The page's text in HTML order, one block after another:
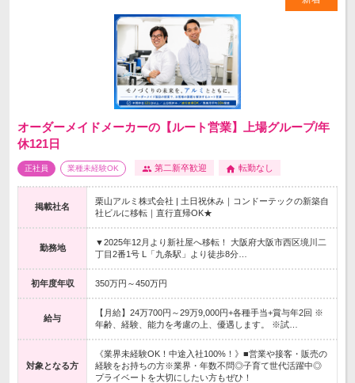
オーダーメイドメーカーの【ルート営業】上場グループ/年
休121日
正社員 業種未経験OK 第二新卒歓迎 転勤なし
掲載社名
栗山アルミ株式会社 | 土日祝休み｜コンドーテックの新築自
社ビルに移転｜直行直帰OK★
勤務地
▼2025年12月より新社屋へ移転！ 大阪府大阪市西区境川二
丁目2番1号 L「九条駅」より徒歩8分…
初年度年収 350万円～450万円
給与
【月給】24万700円～29万9,000円+各種手当+賞与年2回 ※
年齢、経験、能力を考慮の上、優遇します。 ※試…
対象となる方
《業界未経験OK！中途入社100%！》■営業や接客・販売の
経験をお持ちの方※業界・年数不問◎子育て世代活躍中◎
プライベートを大切にしたい方もぜひ！